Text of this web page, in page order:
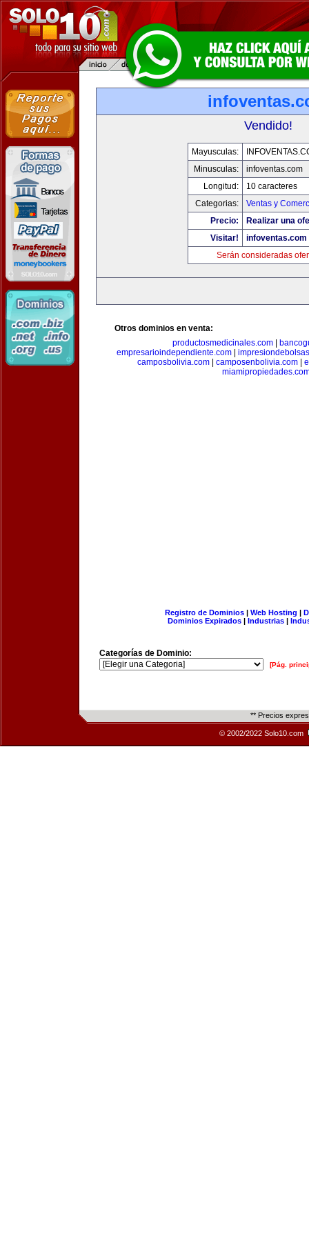
Vendido!
Mayusculas:
Minusculas:
infoventas.com
Longitud:
10 caracteres
Categorias:
Ventas y
Precio:
Realizar una
Visitar!
infoventas.com
Serán consideradas
Otros dominios en venta:
productosmedicinales.com|
empresarioindependiente.com
camposbolivia.com| camposenbolivia.com|
Registro de Dominios| Web Hosting |
Dominios Expirados | Industrias |
Categorías de Dominio:
[Pág.
** Precios
© 2002/2022 Solo10.com